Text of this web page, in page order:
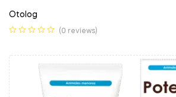
Otolog
(0 reviews)